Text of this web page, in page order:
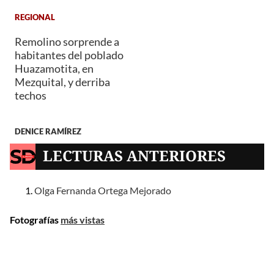
REGIONAL
Remolino sorprende a
habitantes del poblado
Huazamotita, en
Mezquital, y derriba
techos
DENICE RAMÍREZ
LECTURAS ANTERIORES
Olga Fernanda Ortega Mejorado
Fotografías más vistas